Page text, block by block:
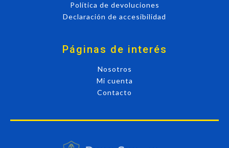
Política de devoluciones
Declaración de accesibilidad
Páginas de interés
Nosotros
Mi cuenta
Contacto